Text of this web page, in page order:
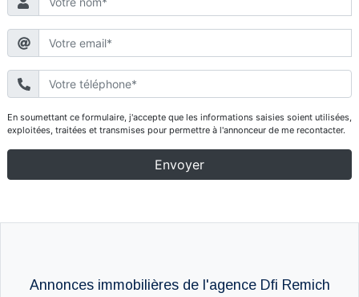
Annonces immobilières de l'agence Dfi Remich